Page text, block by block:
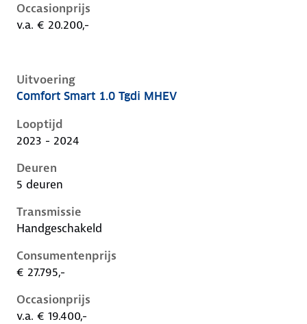
Occasionprijs
v.a. € 20.200,-
Uitvoering
Hyundai I20 iii-1e-facelift, 1.0 tgdi mhev, 74 kW,
Comfort Smart 1.0 Tgdi MHEV
Looptijd
2023 - 2024
Deuren
5 deuren
Transmissie
Handgeschakeld
Consumentenprijs
€ 27.795,-
Occasionprijs
v.a. € 19.400,-